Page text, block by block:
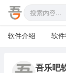
软件介绍 软
吾乐吧